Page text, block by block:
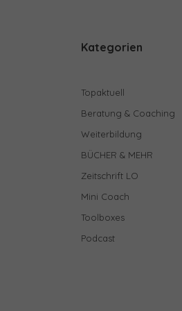
Kategorien
Topaktuell
Beratung & Coaching
Weiterbildung
BÜCHER & MEHR
Zeitschrift LO
Mini Coach
Toolboxes
Podcast